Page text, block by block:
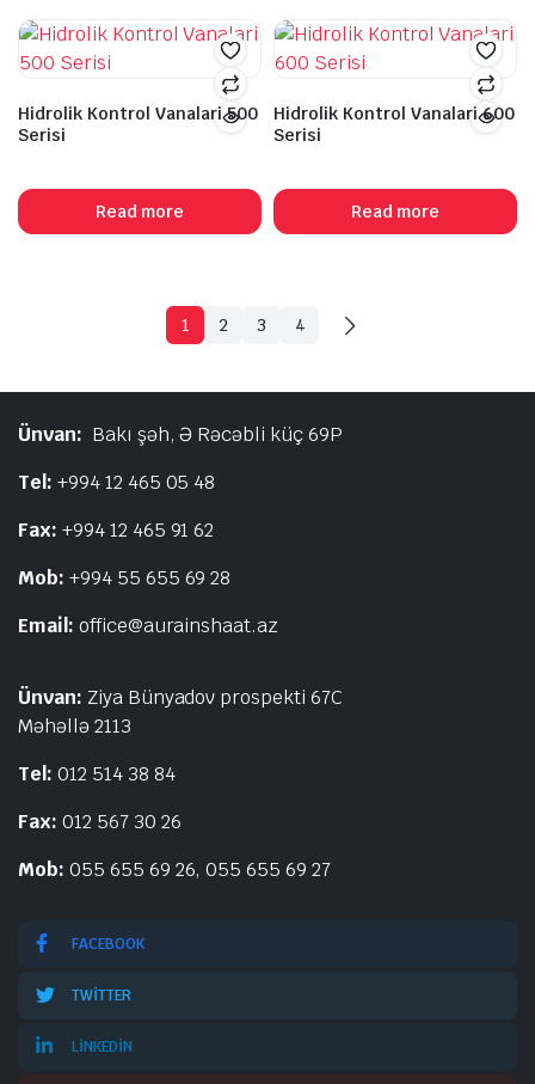
Hidrolik Kontrol Vanalari 500
Serisi
Read more
Hidrolik Kontrol Vanalari 600
Serisi
Read more
1 2 3 4
Ünvan: Bakı şəh, Ə Rəcəbli küç 69P
Tel: +994 12 465 05 48
Fax: +994 12 465 91 62
Mob: +994 55 655 69 28
Email: office@aurainshaat.az
Ünvan: Ziya Bünyadov prospekti 67C
Məhəllə 2113
Tel: 012 514 38 84
Fax: 012 567 30 26
Mob: 055 655 69 26, 055 655 69 27
FACEBOOK
TWITTER
LINKEDIN